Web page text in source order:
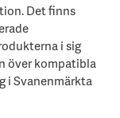
Det finns
i sig
över kompatibla
i Svanenmärkta